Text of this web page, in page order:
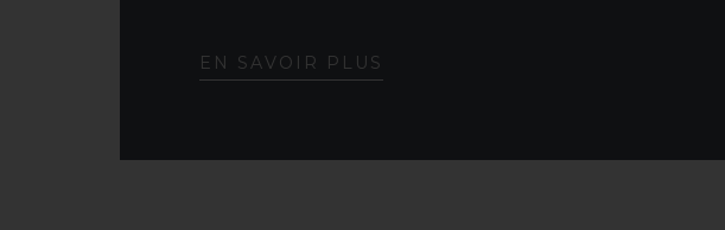
E N SAVO I R P L U S